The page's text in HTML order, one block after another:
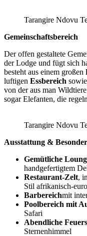
Tarangire Ndovu
Gemeinschaftsbereich
Der offen gestaltete
der Lodge und fügt sich
besteht aus einem großen
luftigen Essbereich
von der aus man
sogar Elefanten, die
Tarangire Ndovu
Ausstattung &
Gemütliche
handgefertigtem
Restaurant-Zelt,
Stil afrikanisch-
Barbereichmit
Poolbereich mit
Safari
Abendliche
Sternenhimmel